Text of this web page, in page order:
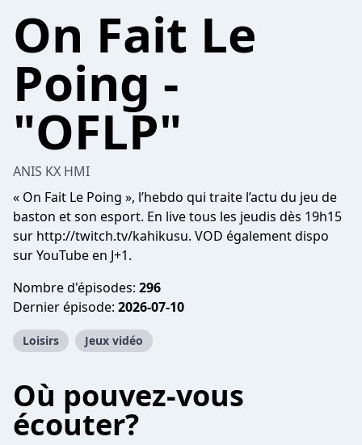
On Fait Le
Poing -
"OFLP"
ANIS KX HMI
« On Fait Le Poing », l’hebdo qui traite l’actu du jeu de
baston et son esport. En live tous les jeudis dès 19h15
sur http://twitch.tv/kahikusu. VOD également dispo
sur YouTube en J+1.
Nombre d'épisodes: 296
Dernier épisode: 2026-07-10
Loisirs Jeux vidéo
Où pouvez-vous
écouter?